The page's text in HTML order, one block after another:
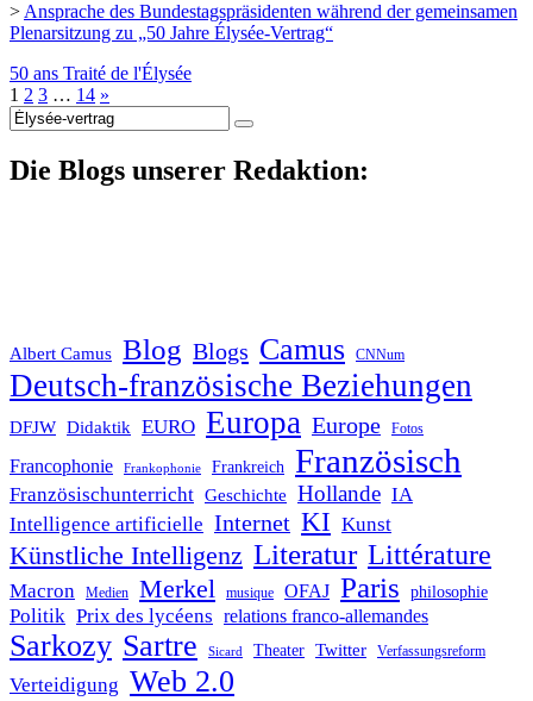
>Ansprache des Bundestagspräsidenten während der gemeinsamen
Plenarsitzung zu „50 Jahre Élysée-Vertrag“
50 ans Traité de l'Élysée
1 2 3 … 14 »
Suche
nach:
Die Blogs unserer Redaktion:
Albert Camus Blog Blogs Camus CNNum
Deutsch-französische Beziehungen
DFJW Didaktik EURO Europa Europe Fotos
Francophonie Frankophonie Frankreich Französisch
Französischunterricht Geschichte Hollande IA
Intelligence artificielle Internet KI Kunst
Künstliche Intelligenz Literatur Littérature
Macron Medien Merkel musique OFAJ Paris philosophie
Politik Prix des lycéens relations franco-allemandes
Sarkozy Sartre Sicard Theater Twitter Verfassungsreform
Verteidigung Web 2.0